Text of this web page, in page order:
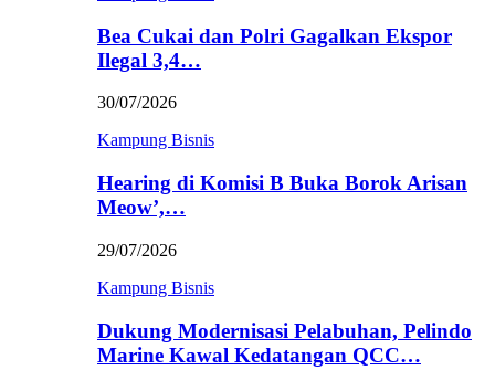
Bea Cukai dan Polri Gagalkan Ekspor
Ilegal 3,4…
30/07/2026
Kampung Bisnis
Hearing di Komisi B Buka Borok Arisan
Meow’,…
29/07/2026
Kampung Bisnis
Dukung Modernisasi Pelabuhan, Pelindo
Marine Kawal Kedatangan QCC…